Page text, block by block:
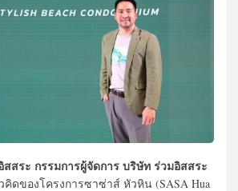
สระ กรรมการผู้จัดการ บริษัท ร่วมอิสสระ
คิดของโครงการซาซ่าส์ หัวหิน (SASA Hua